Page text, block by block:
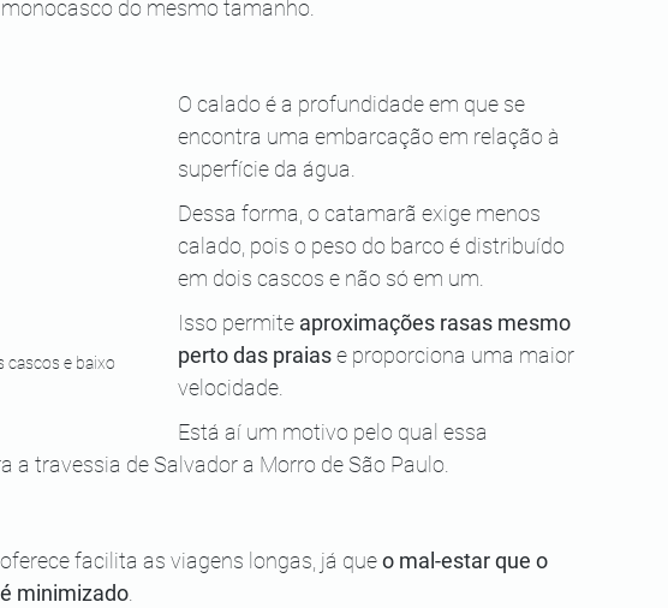
do mesmo tamanho.
cascos e baixo
O calado é a profundidade em que se
encontra uma embarcação em relação à
superfície da água.
Dessa forma, o catamarã exige menos
calado, pois o peso do barco é distribuído
em dois cascos e não só em um.
Isso permite aproximações rasas mesmo
perto das praias e proporciona uma maior
velocidade.
Está aí um motivo pelo qual essa
a travessia de Salvador a Morro de São Paulo.
facilita as viagens longas, já que o mal-estar que o
minimizado.